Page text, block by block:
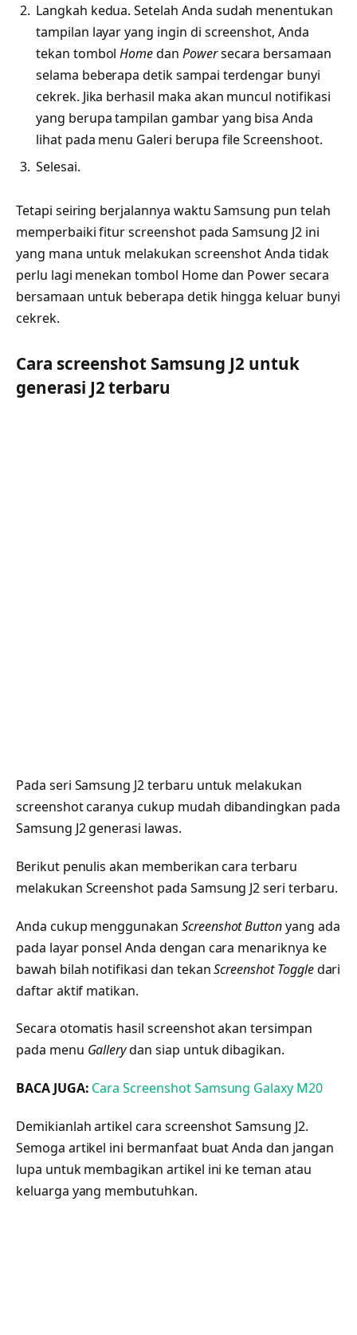
Langkah kedua. Setelah Anda sudah menentukan
tampilan layar yang ingin di screenshot, Anda
tekan tombolHomedan Powersecara bersamaan
selama beberapa detik sampai terdengar bunyi
cekrek. Jika berhasil maka akan muncul notifikasi
yang berupa tampilan gambar yang bisa Anda
lihat pada menu Galeri berupa file Screenshoot.
Selesai.
Tetapi seiring berjalannya waktu Samsung pun telah
memperbaiki fitur screenshot pada Samsung J2 ini
yang mana untuk melakukan screenshot Anda tidak
perlu lagi menekan tombol Home dan Power secara
bersamaan untuk beberapa detik hingga keluar bunyi
cekrek.
Cara screenshot Samsung J2 untuk
generasi J2 terbaru
Pada seri Samsung J2 terbaru untuk melakukan
screenshot caranya cukup mudah dibandingkan pada
Samsung J2 generasi lawas.
Berikut penulis akan memberikan cara terbaru
melakukan Screenshot pada Samsung J2 seri terbaru.
Anda cukup menggunakan Screenshot Buttonyang ada
pada layar ponsel Anda dengan cara menariknya ke
bawah bilah notifikasi dan tekanScreenshot Toggledari
daftar aktif matikan.
Secara otomatis hasil screenshot akan tersimpan
pada menu Gallerydan siap untuk dibagikan.
BACA JUGA: Cara Screenshot Samsung Galaxy M20
Demikianlah artikel cara screenshot Samsung J2.
Semoga artikel ini bermanfaat buat Anda dan jangan
lupa untuk membagikan artikel ini ke teman atau
keluarga yang membutuhkan.